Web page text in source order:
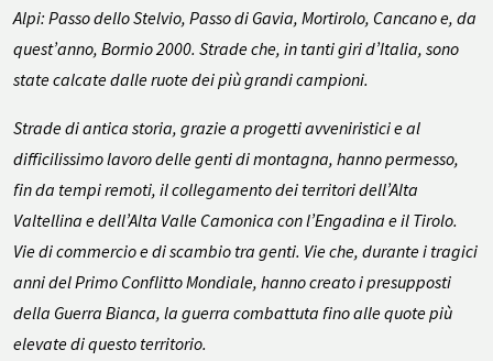
Alpi: Passo dello Stelvio, Passo di Gavia, Mortirolo, Cancano e, da
quest’anno, Bormio 2000. Strade che, in tanti giri d’Italia, sono
state calcate dalle ruote dei più grandi campioni.
Strade di antica storia, grazie a progetti avveniristici e al
difficilissimo lavoro delle genti di montagna, hanno permesso,
fin da tempi remoti, il collegamento dei territori dell’Alta
Valtellina e dell’Alta Valle Camonica con l’Engadina e il Tirolo.
Vie di commercio e di scambio tra genti. Vie che, durante i tragici
anni del Primo Conflitto Mondiale, hanno creato i presupposti
della Guerra Bianca, la guerra combattuta fino alle quote più
elevate di questo territorio.